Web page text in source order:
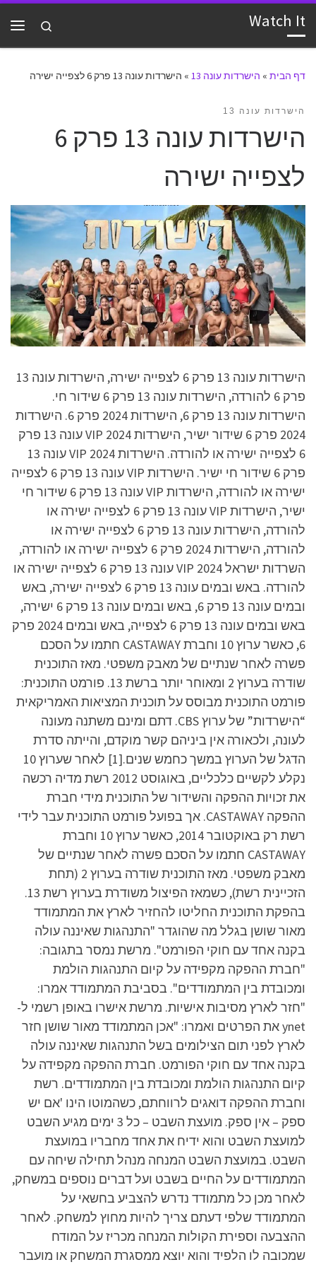
דלג לתוכן Watch It
Search
דף הבית » הישרדות עונה 13 » הישרדות עונה 13 פרק 6 לצפייה ישירה
הישרדות עונה 13
הישרדות עונה 13 פרק 6
לצפייה ישירה
הישרדות עונה 13 פרק 6 לצפייה ישירה, הישרדות עונה 13
פרק 6 להורדה, הישרדות עונה 13 פרק 6 שידור חי.
הישרדות עונה 13 פרק 6, הישרדות 2024 פרק 6. הישרדות
2024 פרק 6 שידור ישיר, הישרדות VIP 2024 עונה 13 פרק
6 לצפייה ישירה או להורדה. הישרדות VIP 2024 עונה 13
פרק 6 שידור חי ישיר. הישרדות VIP עונה 13 פרק 6 לצפייה
ישירה או להורדה, הישרדות VIP עונה 13 פרק 6 שידור חי
ישיר, הישרדות VIP עונה 13 פרק 6 לצפייה ישירה או
להורדה, הישרדות עונה 13 פרק 6 לצפייה ישירה או
להורדה, הישרדות 2024 פרק 6 לצפייה ישירה או להורדה,
השרדות ישראל VIP 2024 עונה 13 פרק 6 לצפייה ישירה או
להורדה. באש ובמים עונה 13 פרק 6 לצפייה ישירה, באש
ובמים עונה 13 פרק 6, באש ובמים עונה 13 פרק 6 ישירה,
באש ובמים עונה 13 פרק 6 לצפייה, באש ובמים 2024 פרק
6, כאשר ערוץ 10 וחברת CASTAWAY חתמו על הסכם
פשרה לאחר שנתיים של מאבק משפטי. מאז התוכנית
שודרה בערוץ 2 ומאוחר יותר ברשת 13. פורמט התוכנית:
פורמט התוכנית מבוסס על תוכנית המציאות האמריקאית
“הישרדות” של ערוץ CBS. דתם ומינם משתנה מעונה
לעונה, ולכאורה אין ביניהם קשר מוקדם, והייתה סדרת
הדגל של הערוץ במשך כחמש שנים.[1] לאחר שערוץ 10
נקלע לקשיים כלכליים, באוגוסט 2012 רשת מדיה רכשה
את זכויות ההפקה והשידור של התוכנית מידי חברת
ההפקה CASTAWAY‏. אך בפועל פורמט התוכנית עבר לידי
רשת רק באוקטובר 2014, כאשר ערוץ 10 וחברת
CASTAWAY חתמו על הסכם פשרה לאחר שנתיים של
מאבק משפטי. מאז התוכנית שודרה בערוץ 2 (תחת
הזכיינית רשת), כשמאז הפיצול משודרת בערוץ רשת 13.
בהפקת התוכנית החליטו להחזיר לארץ את המתמודד
מאור שושן בגלל מה שהוגדר "התנהגות שאיננה עולה
בקנה אחד עם חוקי הפורמט". מרשת נמסר בתגובה:
"חברת ההפקה מקפידה על קיום התנהגות הולמת
ומכובדת בין המתמודדים". בסביבת המתמודד אמרו:
"חזר לארץ מסיבות אישיות. מרשת אישרו באופן רשמי ל-
ynet את הפרטים ואמרו: "אכן המתמודד מאור שושן חזר
לארץ לפני תום הצילומים בשל התנהגות שאיננה עולה
בקנה אחד עם חוקי הפורמט. חברת ההפקה מקפידה על
קיום התנהגות הולמת ומכובדת בין המתמודדים. רשת
וחברת ההפקה דואגים לרווחתם, כשהמוטו הינו 'אם יש
ספק – אין ספק. מועצת השבט – כל 3 ימים מגיע השבט
למועצת השבט והוא ידיח את אחד מחבריו במועצת
השבט. במועצת השבט המנחה מנהל תחילה שיחה עם
המתמודדים על החיים בשבט ועל דברים נוספים במשחק,
לאחר מכן כל מתמודד נדרש להצביע בחשאי על
המתמודד שלפי דעתם צריך להיות מחוץ למשחק. לאחר
ההצבעה וספירת הקולות המנחה מכריז על המודח
שמכובה לו הלפיד והוא יוצא ממסגרת המשחק או מועבר